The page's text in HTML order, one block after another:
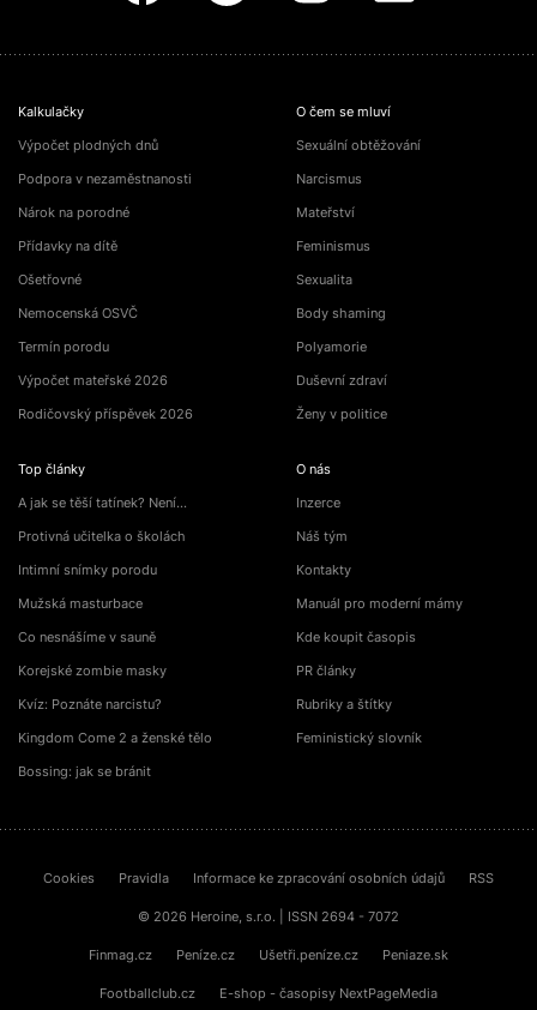
Kalkulačky
Výpočet plodných dnů
Podpora v nezaměstnanosti
Nárok na porodné
Přídavky na dítě
Ošetřovné
Nemocenská OSVČ
Termín porodu
Výpočet mateřské 2026
Rodičovský příspěvek 2026
Top články
A jak se těší tatínek? Není…
Protivná učitelka o školách
Intimní snímky porodu
Mužská masturbace
Co nesnášíme v sauně
Korejské zombie masky
Kvíz: Poznáte narcistu?
Kingdom Come 2 a ženské tělo
Bossing: jak se bránit
O čem se mluví
Sexuální obtěžování
Narcismus
Mateřství
Feminismus
Sexualita
Body shaming
Polyamorie
Duševní zdraví
Ženy v politice
O nás
Inzerce
Náš tým
Kontakty
Manuál pro moderní mámy
Kde koupit časopis
PR články
Rubriky a štítky
Feministický slovník
Cookies Pravidla Informace ke zpracování osobních údajů RSS
© 2026 Heroine, s.r.o. | ISSN 2694 - 7072
Finmag.cz Peníze.cz Ušetři.peníze.cz Peniaze.sk
Footballclub.cz E-shop - časopisy NextPageMedia